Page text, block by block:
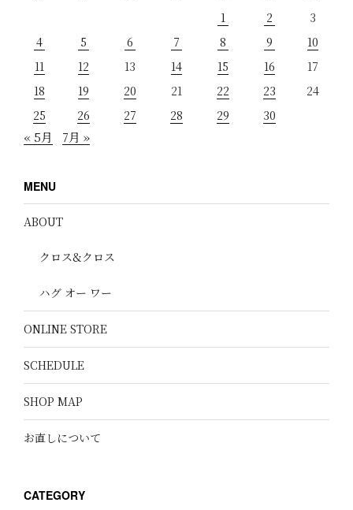
1
2
3
4
5 6 7 8 9
10
11
12 13 14 15 16
17
18
19 20 21 22 23
24
25
26 27 28 29 30
« 5月 7月 »
MENU
ABOUT
クロス&クロス
ハグ オー ワー
ONLINE STORE
SCHEDULE
SHOP MAP
お直しについて
CATEGORY